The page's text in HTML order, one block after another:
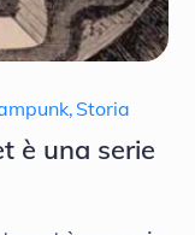
, Storia
è una serie